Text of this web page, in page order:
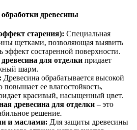
древесины
старения): Специальная
щетками, позволяющая выявить
эффект состаренной поверхности.
для отделки придает
шарм.
Древесина обрабатывается высокой
повышает ее влагостойкость,
красивый, насыщенный цвет.
древесина для отделки – это
решение.
и маслами: Для защиты древесины